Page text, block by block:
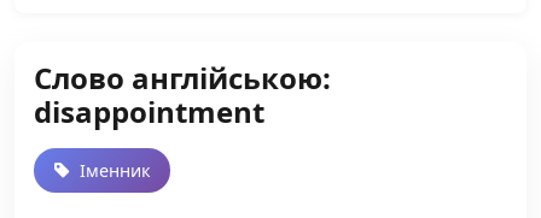
Слово англійською:
disappointment
Іменник